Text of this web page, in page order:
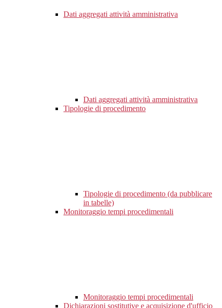
Dati aggregati attività amministrativa
Dati aggregati attività amministrativa
Tipologie di procedimento
Tipologie di procedimento (da pubblicare
in tabelle)
Monitoraggio tempi procedimentali
Monitoraggio tempi procedimentali
Dichiarazioni sostitutive e acquisizione d'ufficio